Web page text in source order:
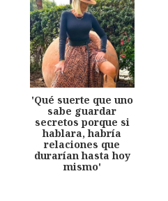
'Qué suerte que uno
sabe guardar
secretos porque si
hablara, habría
relaciones que
durarían hasta hoy
mismo'